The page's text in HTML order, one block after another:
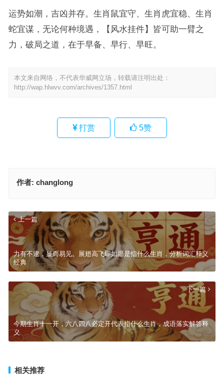
运势如潮，吉凶并存。生肖鼠宜守、生肖虎宜稳、生肖
蛇宜谋，无论何种境遇，【风水挂件】皆可助一臂之
力，破局之道，在于早备、早行、早旺。
本文来自网络，不代表华威网立场，转载请注明出处：
http://wap.hlwvv.com/archives/1357.html
打赏 5赞
作者: changlong
上一篇
力有不逮，显而易见。展翅高飞即如愿是指什么生肖，分析词汇释义
经典
下一篇
今期生肖十一开，六八四八必定开代表指什么生肖，成语落实解答释
义
相关推荐